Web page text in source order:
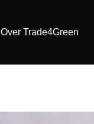
Over Trade4Green